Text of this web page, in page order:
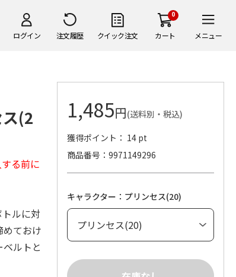
ログイン 注文履歴 クイック注文
0
カート メニュー
(2
る前に
ルに対
ておけ
ルトと
1,485円(送料別・税込)
獲得ポイント： 14 pt
商品番号
9971149296
キャラクター：プリンセス(20)